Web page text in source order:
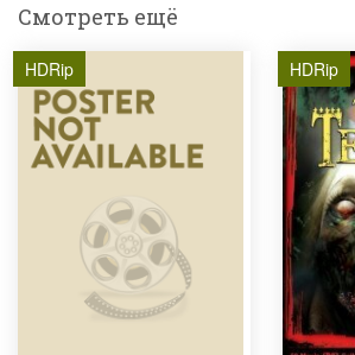
Смотреть ещё
HDRip HDRip